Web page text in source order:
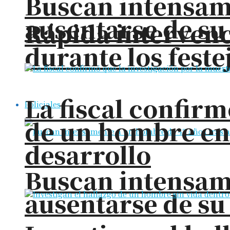
Rápida
durante los
Policiales
Buscan
ausentarse de
ausentarse de
La fiscal
de un hombre
desarrollo